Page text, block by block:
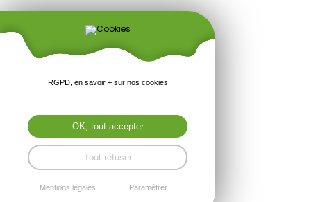
RGPD, en savoir + sur nos cookies
OK, tout accepter
Tout refuser
Mentions légales Paramétrer